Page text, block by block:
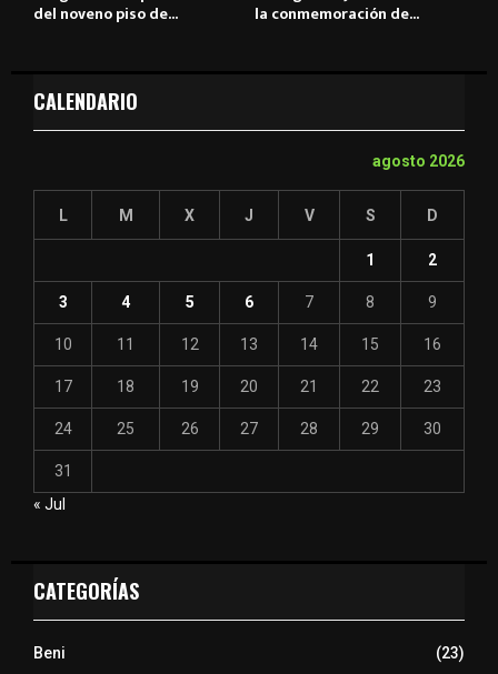
del noveno piso de... la conmemoración de...
CALENDARIO
agosto 2026
L M X J V S D
1 2
3 4 5 6 7 8 9
10 11 12 13 14 15 16
17 18 19 20 21 22 23
24 25 26 27 28 29 30
31
« Jul
CATEGORÍAS
Beni
(23)